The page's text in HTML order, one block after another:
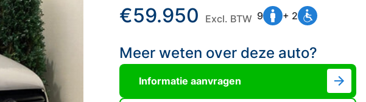
Excl. BTW
€59.950 Excl. BTW 9 + 2
Meer weten over deze auto?
Informatie aanvragen